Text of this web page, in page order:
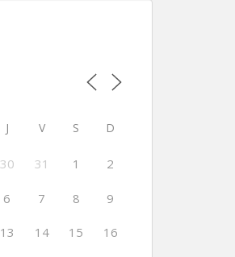
J V S D
30 31 1 2
6 7 8 9
13 14 15 16